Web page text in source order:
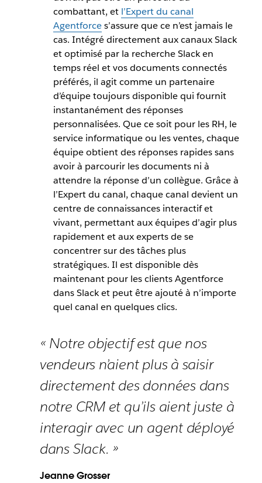
combattant, et l’Expert du canal
Agentforces’assure que ce n’est jamais le
cas. Intégré directement aux canaux Slack
et optimisé par la recherche Slack en
temps réel et vos documents connectés
préférés, il agit comme un partenaire
d’équipe toujours disponible qui fournit
instantanément des réponses
personnalisées. Que ce soit pour les RH, le
service informatique ou les ventes, chaque
équipe obtient des réponses rapides sans
avoir à parcourir les documents ni à
attendre la réponse d’un collègue. Grâce à
l’Expert du canal, chaque canal devient un
centre de connaissances interactif et
vivant, permettant aux équipes d’agir plus
rapidement et aux experts de se
concentrer sur des tâches plus
stratégiques. Il est disponible dès
maintenant pour les clients Agentforce
dans Slack et peut être ajouté à n’importe
quel canal en quelques clics.
« Notre objectif est que nos
vendeurs n’aient plus à saisir
directement des données dans
notre CRM et qu’ils aient juste à
interagir avec un agent déployé
dans Slack. »
Jeanne Grosser